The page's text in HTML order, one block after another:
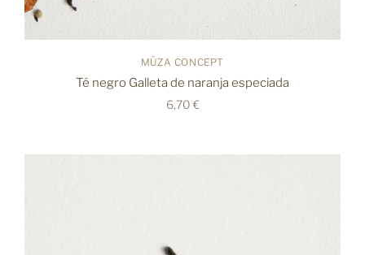
MÜZA CONCEPT
Té negro Galleta de naranja especiada
6,70 €